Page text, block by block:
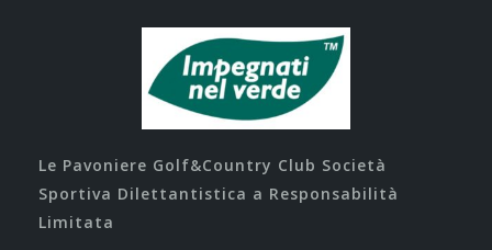
Le Pavoniere Golf&Country Club Società
Sportiva Dilettantistica a Responsabilità
Limitata